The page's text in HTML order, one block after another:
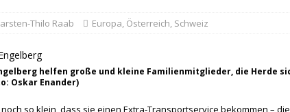
Thilo Raab Europa, Österreich, Schweiz
helfen große und kleine Familienmitglieder, die Herde
Oskar Enander)
so klein, dass sie einen Extra-Transportservice bekommen –